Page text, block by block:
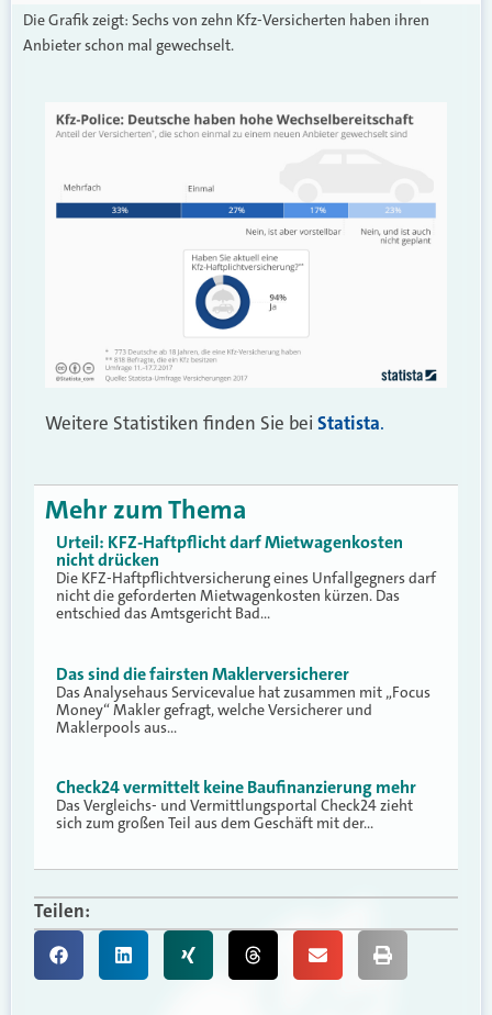
Die Grafik zeigt: Sechs von zehn Kfz-Versicherten haben ihren
Anbieter schon mal gewechselt.
Weitere Statistiken finden Sie bei Statista.
Mehr zum Thema
Urteil: KFZ-Haftpflicht darf Mietwagenkosten
nicht drücken
Die KFZ-Haftpflichtversicherung eines Unfallgegners darf
nicht die geforderten Mietwagenkosten kürzen. Das
entschied das Amtsgericht Bad…
Das sind die fairsten Maklerversicherer
Das Analysehaus Servicevalue hat zusammen mit „Focus
Money“ Makler gefragt, welche Versicherer und
Maklerpools aus…
Check24 vermittelt keine Baufinanzierung mehr
Das Vergleichs- und Vermittlungsportal Check24 zieht
sich zum großen Teil aus dem Geschäft mit der…
Teilen: